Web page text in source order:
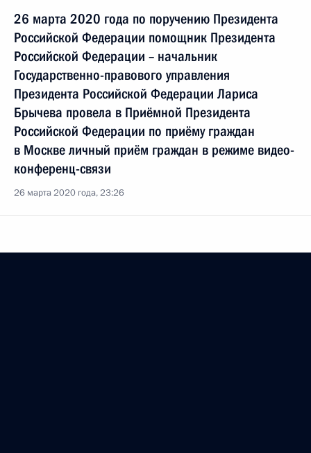
26 марта 2020 года по поручению Президента
Российской Федерации помощник Президента
Российской Федерации – начальник
Государственно-правового управления
Президента Российской Федерации Лариса
Брычева провела в Приёмной Президента
Российской Федерации по приёму граждан
в Москве личный приём граждан в режиме видео-
конференц-связи
26 марта 2020 года, 23:26